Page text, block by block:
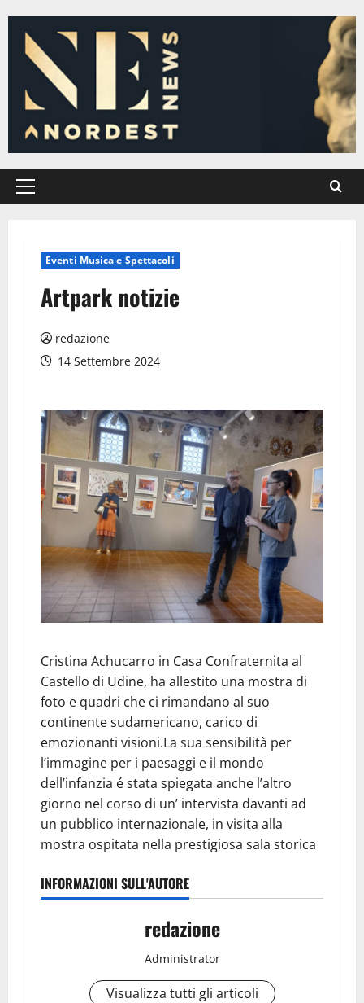
contenuto
Menu
Eventi Musica e Spettacoli
Artpark notizie
redazione
14 Settembre 2024
Cristina Achucarro in Casa Confraternita al
Castello di Udine, ha allestito una mostra di
foto e quadri che ci rimandano al suo
continente sudamericano, carico di
emozionanti visioni.La sua sensibilità per
l’immagine per i paesaggi e il mondo
dell’infanzia é stata spiegata anche l’altro
giorno nel corso di un’ intervista davanti ad
un pubblico internazionale, in visita alla
mostra ospitata nella prestigiosa sala storica
INFORMAZIONI SULL'AUTORE
redazione
Administrator
Visualizza tutti gli articoli